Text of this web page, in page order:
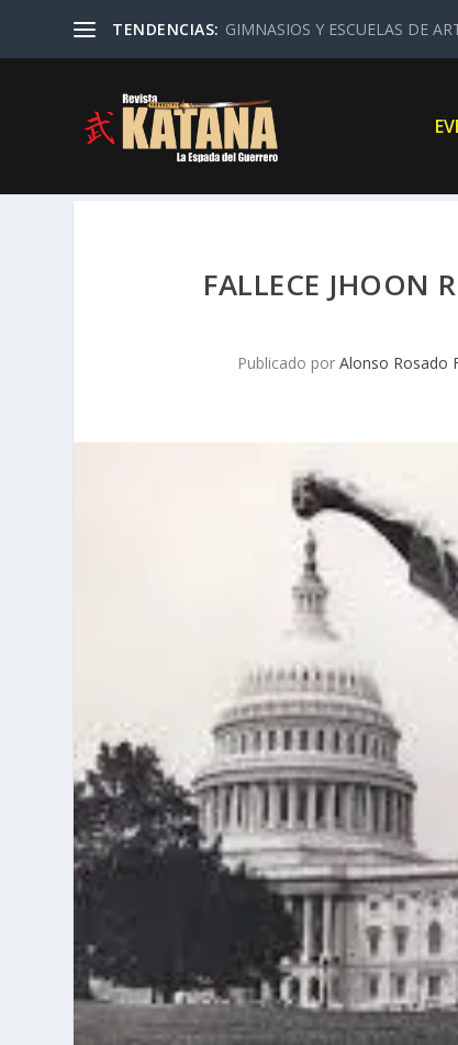
TENDENCIAS: GIMNASIOS Y ESCUELAS DE
FALLECE JHOON
Publicado porAlonso Rosado